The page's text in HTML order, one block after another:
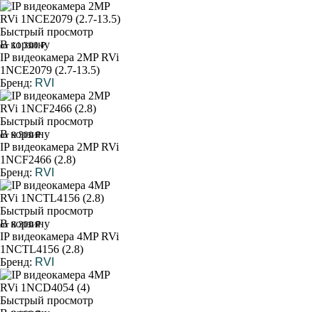
Быстрый просмотр
В корзину
от 11 300 ₽
IP видеокамера 2MP RVi
1NCE2079 (2.7-13.5)
Бренд: RVI
Быстрый просмотр
В корзину
от 9 500 ₽
IP видеокамера 2MP RVi
1NCF2466 (2.8)
Бренд: RVI
Быстрый просмотр
В корзину
от 8 300 ₽
IP видеокамера 4MP RVi
1NCTL4156 (2.8)
Бренд: RVI
Быстрый просмотр